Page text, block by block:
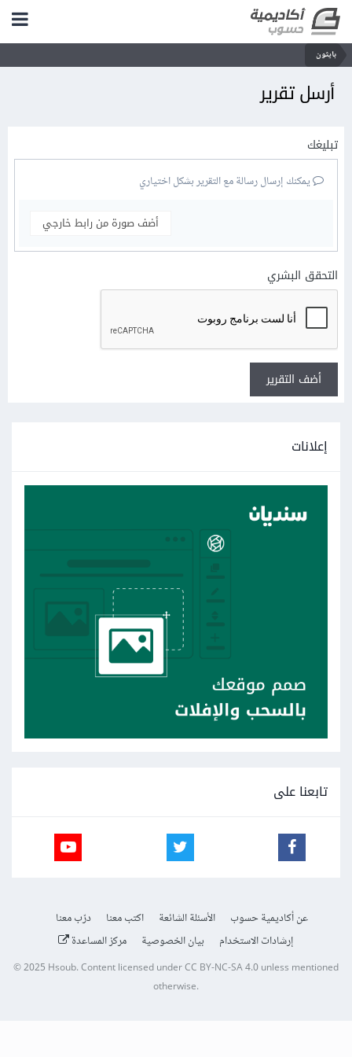
بايثون
أرسل تقرير
تبليغك
يمكنك إرسال رسالة مع التقرير بشكل اختياري
أضف صورة من رابط خارجي
التحقق البشري
أضف التقرير
إعلانات
تابعنا على
عن أكاديمية حسوب الأسئلة الشائعة اكتب معنا
درّب معنا
إرشادات الاستخدام
بيان الخصوصية مركز المساعدة
© 2025 Hsoub.Content licensed underCC BY-NC-SA 4.0unless mentioned
otherwise.